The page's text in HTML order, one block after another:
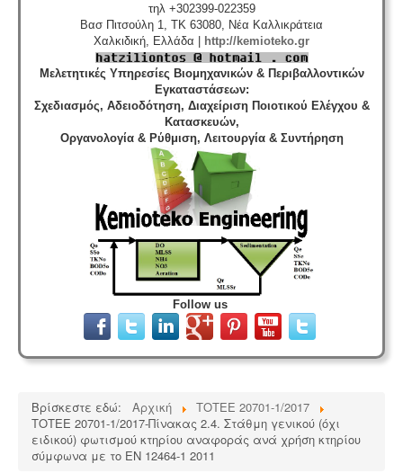
τηλ +302399-022359
Βασ Πιτσούλη 1, TK 63080, Νέα Καλλικράτεια
Χαλκιδική, Ελλάδα | http://kemioteko.gr
Μελετητικές Υπηρεσίες Βιομηχανικών & Περιβαλλοντικών
Εγκαταστάσεων:
Σχεδιασμός, Αδειοδότηση, Διαχείριση Ποιοτικού Ελέγχου &
Κατασκευών,
Οργανολογία & Ρύθμιση, Λειτουργία & Συντήρηση
Follow us
Βρίσκεστε εδώ: Αρχική
ΤΟΤΕΕ 20701-1/2017
ΤΟΤΕΕ 20701-1/2017-Πίνακας 2.4. Στάθμη γενικού (όχι
ειδικού) φωτισμού κτηρίου αναφοράς ανά χρήση κτηρίου
σύμφωνα με το ΕΝ 12464-1 2011